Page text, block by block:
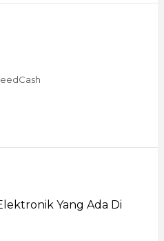
Yang Ada Di